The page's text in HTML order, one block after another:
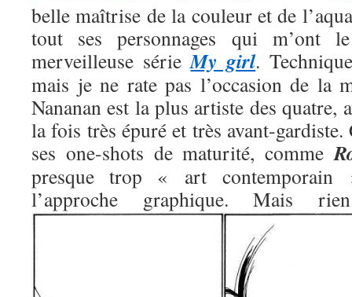
belle maîtrise de la couleur et de
tout ses personnages qui m’ont
merveilleuse sérieMy girl.
mais je ne rate pas l’occasion de la
Nananan est la plus artiste des quatre,
la fois très épuré et très avant-
ses one-shots de maturité, comme
presque trop « art contemporain
l’approche graphique. Mais